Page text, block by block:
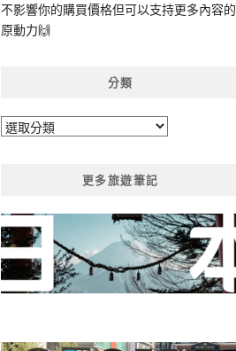
不影響你的購買價格但可以支持更多內容的
原動力🙌
分類
分
更多旅遊筆記